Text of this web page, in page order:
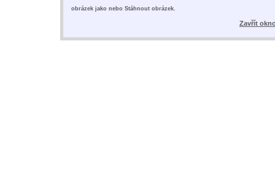
obrázek jako nebo Stáhnout obrázek.
Zavřít